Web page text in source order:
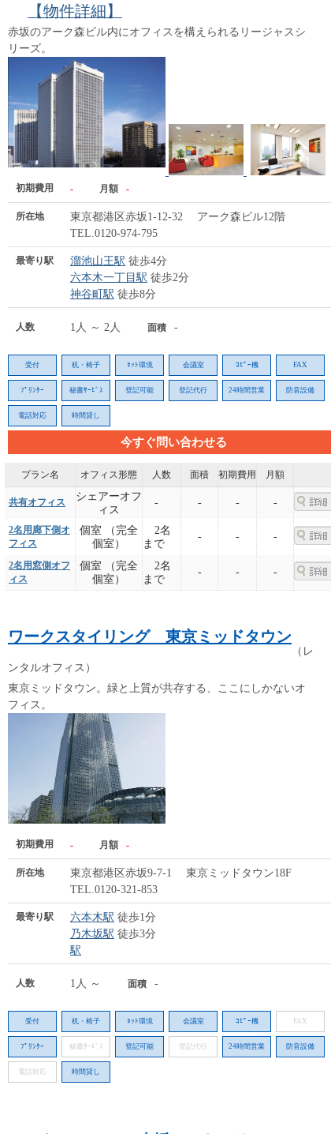
【物件詳細】
赤坂のアーク森ビル内にオフィスを構えられるリージャスシ
リーズ。
初期費用 - 月額 -
所在地
東京都港区赤坂1-12-32 アーク森ビル12階
TEL.0120-974-795
最寄り駅 溜池山王駅 徒歩4分
六本木一丁目駅 徒歩2分
神谷町駅 徒歩8分
人数 1人 ～ 2人 面積 -
受付 机・椅子 ﾈｯﾄ環境 会議室 ｺﾋﾟｰ機 FAX
ﾌﾟﾘﾝﾀｰ 秘書ｻｰﾋﾞｽ 登記可能 登記代行 24時間営業 防音設備
電話対応 時間貸し
今すぐ問い合わせる
プラン名 オフィス形態 人数 面積 初期費用 月額
共有オフィス
シェアーオフ
ィス
- - - -
2名用廊下側オ
フィス
個室 （完全
個室）
2名
まで
- - -
2名用窓側オフ
ィス
個室 （完全
個室）
2名
まで
- - -
ワークスタイリング 東京ミッドタウン
（レ
ンタルオフィス）
東京ミッドタウン。緑と上質が共存する、ここにしかないオ
フィス。
初期費用 - 月額 -
所在地
東京都港区赤坂9-7-1 東京ミッドタウン18F
TEL.0120-321-853
最寄り駅 六本木駅 徒歩1分
乃木坂駅 徒歩3分
駅
人数 1人 ～ 面積 -
受付 机・椅子 ﾈｯﾄ環境 会議室 ｺﾋﾟｰ機 FAX
ﾌﾟﾘﾝﾀｰ 秘書ｻｰﾋﾞｽ 登記可能 登記代行 24時間営業 防音設備
電話対応 時間貸し